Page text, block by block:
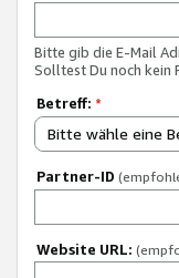
Bitte gib die E-Mail
Solltest Du noch kein
Betreff: *
Bitte wähle eine
Partner-ID
Website URL: